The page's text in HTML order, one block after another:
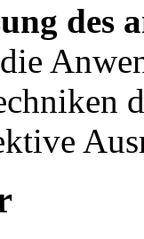
des